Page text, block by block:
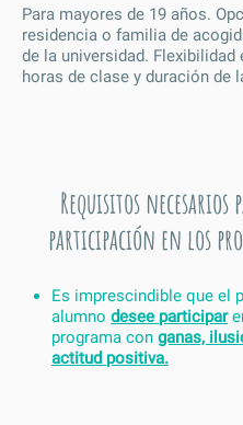
Para mayores de 19 años.
residencia o familia de
de la universidad. Flexibilidad
horas de clase y duración de
Requisitos necesarios
participación en los
Es imprescindible que el
alumno desee participar
programa con ganas,
actitud positiva.